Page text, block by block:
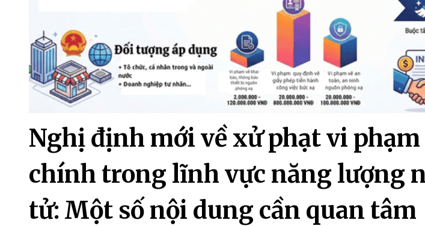
Nghị định mới về xử phạt vi
chính trong lĩnh vực năng lượng
tử: Một số nội dung cần quan tâm